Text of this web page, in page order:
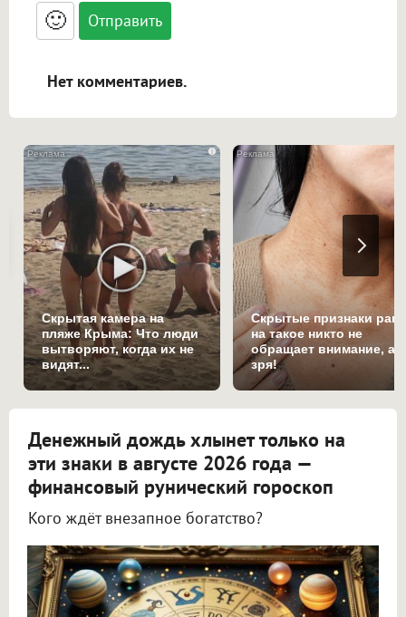
<blockquote>, <code> экранирует HTML,
адреса URL автоматически становятся
ссылками, и [img]адрес[/img] будет
🙂
Нет комментариев.
i
Скрытая камера на
пляже Крыма: Что люди
вытворяют, когда их не
видят...
Скрытые признаки
на такое никто не
обращает внимание, а
зря!
Денежный дождь хлынет только на
эти знаки в августе 2026 года —
финансовый рунический гороскоп
Кого ждёт внезапное богатство?